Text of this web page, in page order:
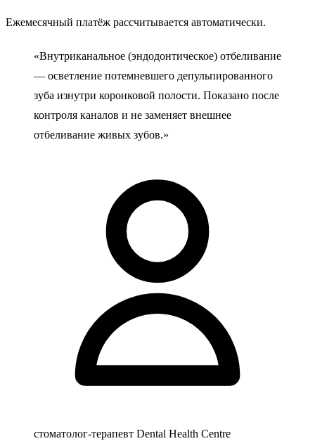
Ежемесячный платёж рассчитывается автоматически.
«Внутриканальное (эндодонтическое) отбеливание
— осветление потемневшего депульпированного
зуба изнутри коронковой полости. Показано после
контроля каналов и не заменяет внешнее
отбеливание живых зубов.»
стоматолог-терапевт Dental Health Centre